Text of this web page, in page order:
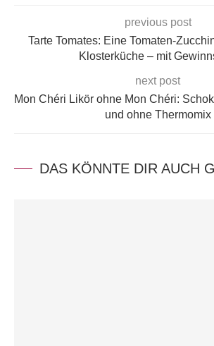
previous post
Tarte Tomates: Eine Tomaten-
Klosterküche – mit
next post
Mon Chéri Likör ohne Mon Chéri:
und ohne Thermomix
DAS KÖNNTE DIR AUCH